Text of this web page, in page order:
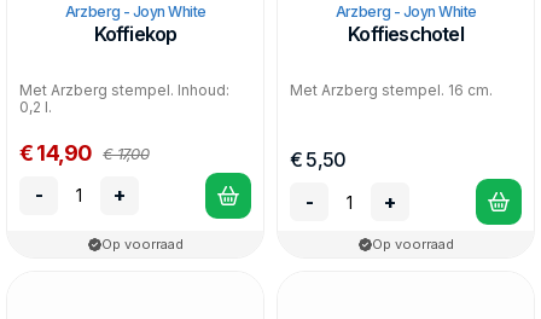
Arzberg - Joyn White
Koffiekop
Met Arzberg stempel. Inhoud:
0,2 l.
€ 14,90 € 17,00
- +
Op voorraad
Arzberg - Joyn White
Koffieschotel
Met Arzberg stempel. 16 cm.
€ 5,50
-
+
Op voorraad